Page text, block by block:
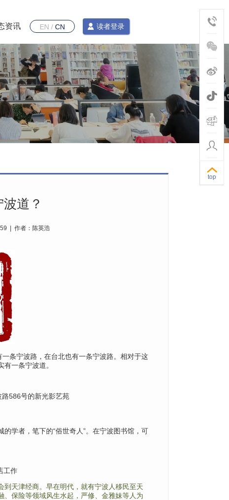
top
资讯 EN / CN 读者登录
道？
| 作者：陈英浩
一条宁波路，在台北也有一条宁波路。相对于这
一条宁波道。
586号的新光影艺苑
学者，笔下的“俗世奇人”。在宁波图书馆，可
工作
天津经商。早在明代，就有宁波人移民至天
保险等领域风生水起，严修、金雅妹等人为